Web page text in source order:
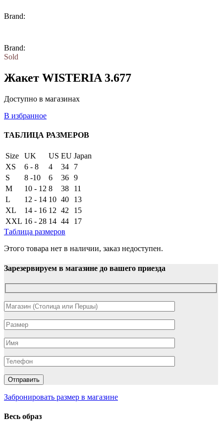
Brand:
Brand:
Sold
Жакет WISTERIA 3.677
Доступно в магазинах
В избранное
ТАБЛИЦА РАЗМЕРОВ
Size UK US EU Japan
XS
6 - 8 4 34
7
S
8 -10 6 36 9
M
10 - 12 8 38
11
L
12 - 14 10 40
13
XL
14 - 16 12 42
15
XXL 16 - 28 14 44
17
Таблица размеров
Этого товара нет в наличии, заказ недоступен.
Зарезервируем в магазине до вашего приезда
Забронировать размер в магазине
Весь образ